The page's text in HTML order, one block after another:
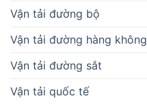
Vận tải đường bộ
Vận tải đường hàng không
Vận tải đường sắt
Vận tải quốc tế